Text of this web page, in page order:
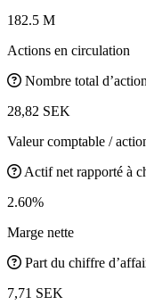
182.5 M
Actions en circulation
Nombre total
28,82 SEK
Valeur comptable /
Actif net rapporté à
2.60%
Marge nette
Part du chiffre
7,71 SEK